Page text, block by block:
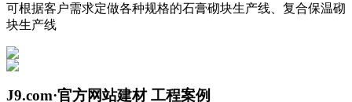
可根据客户需求定做各种规格的石膏砌块生产线、复合保温砌
块生产线
J9.com·官方网站建材工程案例